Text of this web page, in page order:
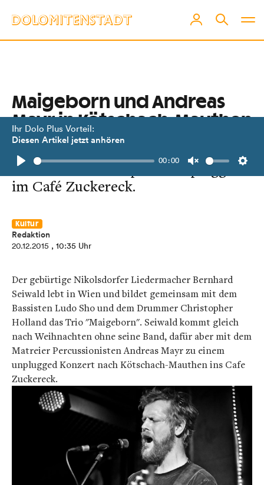
Ihr Dolo Plus Vorteil:
Diesen Artikel jetzt anhören
Play
00:00
Unmute
Maigeborn und Andreas
Mayr in Kötschach-Mauthen
Ein Liedermacher und
ein Percussionist spielen unplugged
im Café Zuckereck.
Kultur
Redaktion
20.12.2015 , 10:35 Uhr
Der gebürtige Nikolsdorfer Liedermacher Bernhard
Seiwald lebt in Wien und bildet gemeinsam mit dem
Bassisten Ludo Sho und dem Drummer Christopher
Holland das Trio "Maigeborn". Seiwald kommt gleich
nach Weihnachten ohne seine Band, dafür aber mit dem
Matreier Percussionisten Andreas Mayr zu einem
unplugged Konzert nach Kötschach-Mauthen ins Cafe
Zuckereck.